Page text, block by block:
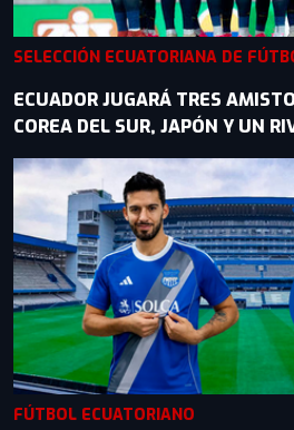
SELECCIÓN ECUATORIANA DE
ECUADOR JUGARÁ TRES
COREA DEL SUR, JAPÓN Y UN
FÚTBOL ECUATORIANO